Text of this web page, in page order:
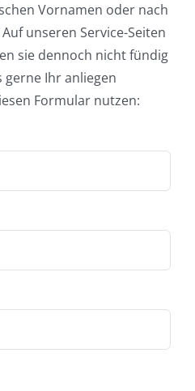
Vornamen oder nach
unseren Service-Seiten
sie dennoch nicht fündig
gerne Ihr anliegen
Formular nutzen: